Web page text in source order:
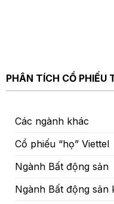
PHÂN TÍCH CỔ PHIẾU
Các ngành khác
Cổ phiếu “họ” Viettel
Ngành Bất động sản
Ngành Bất động sản